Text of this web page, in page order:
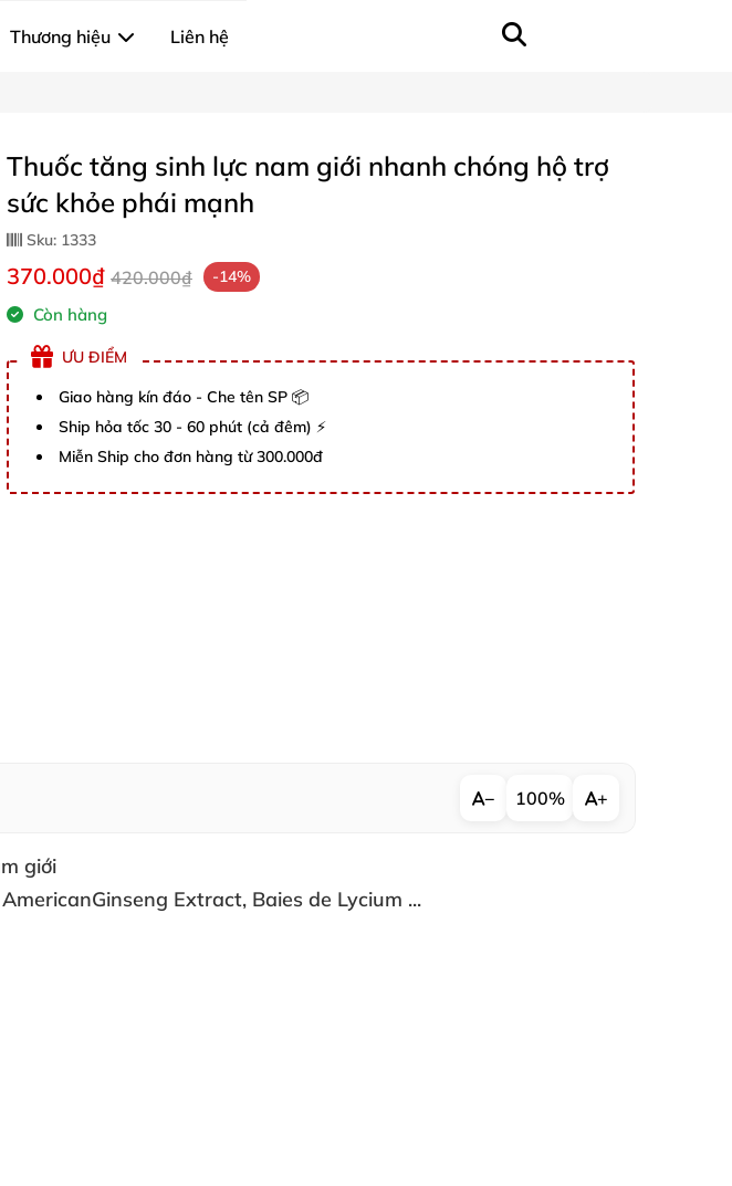
Thương hiệu Liên hệ
Thuốc tăng sinh lực nam giới nhanh chóng hộ trợ
sức khỏe phái mạnh
Sku: 1333
370.000₫ 420.000₫ -14%
Còn hàng
ƯU ĐIỂM
Giao hàng kín đáo - Che tên SP 📦
Ship hỏa tốc 30 - 60 phút (cả đêm) ⚡
Miễn Ship cho đơn hàng từ 300.000đ
− 100% +
giới
AmericanGinseng Extract, Baies de Lycium ...